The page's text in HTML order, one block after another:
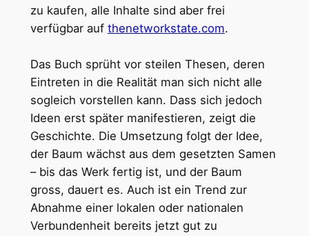
zu kaufen, alle Inhalte sind aber frei
verfügbar auf thenetworkstate.com.
Das Buch sprüht vor steilen Thesen, deren
Eintreten in die Realität man sich nicht alle
sogleich vorstellen kann. Dass sich jedoch
Ideen erst später manifestieren, zeigt die
Geschichte. Die Umsetzung folgt der Idee,
der Baum wächst aus dem gesetzten Samen
– bis das Werk fertig ist, und der Baum
gross, dauert es. Auch ist ein Trend zur
Abnahme einer lokalen oder nationalen
Verbundenheit bereits jetzt gut zu